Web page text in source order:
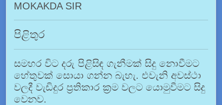
MOKAKDA SIR
පිළිතුර
සමහර විට දරු පිළිසිඳ ගැනීමක් සිදු නොවීමට
හේතුවක් සොයා ගන්න බැහැ. එවැනි අවස්ථා
වලදී වැඩිදුර ප්‍රතිකාර ක්‍රම වලට යොමුවීමට සිදු
වෙනව.